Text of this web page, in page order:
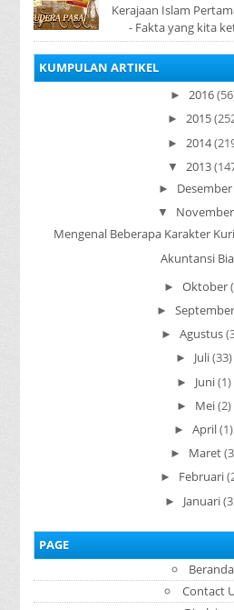
Kerajaan Islam
- Fakta yang kita
kerajaan Samudera
KUMPULAN ARTIKEL
► 2016
► 2015
► 2014
▼ 2013
► Desember
▼ November
Mengenal Beberapa Karakter
Akuntansi
► Oktober
► September
► Agustus
► Juli(33)
► Juni(1)
► Mei(2)
► April(1)
► Maret
► Februari
► Januari
PAGE
Beranda
Contact